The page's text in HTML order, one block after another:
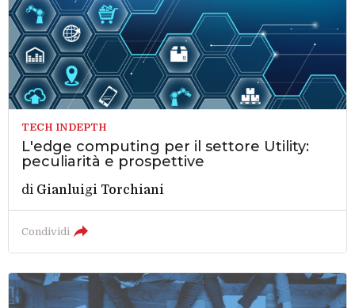
TECH INDEPTH
L'edge computing per il settore Utility:
peculiarità e prospettive
di Gianluigi Torchiani
Condividi